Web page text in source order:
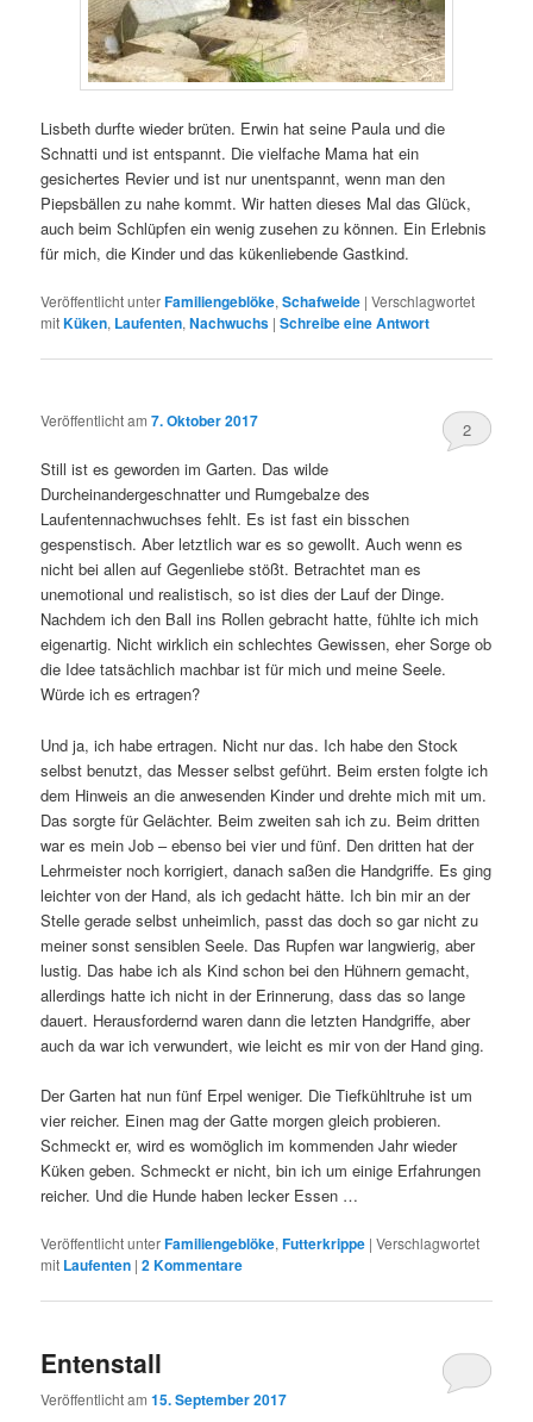
Lisbeth durfte wieder brüten. Erwin hat seine Paula und die
Schnatti und ist entspannt. Die vielfache Mama hat ein
gesichertes Revier und ist nur unentspannt, wenn man den
Piepsbällen zu nahe kommt. Wir hatten dieses Mal das Glück,
auch beim Schlüpfen ein wenig zusehen zu können. Ein Erlebnis
für mich, die Kinder und das kükenliebende Gastkind.
Veröffentlicht unterFamiliengeblöke,Schafweide |Verschlagwortet
mitKüken, Laufenten,Nachwuchs |Schreibe eine Antwort
Veröffentlicht am7. Oktober 2017
2
Still ist es geworden im Garten. Das wilde
Durcheinandergeschnatter und Rumgebalze des
Laufentennachwuchses fehlt. Es ist fast ein bisschen
gespenstisch. Aber letztlich war es so gewollt. Auch wenn es
nicht bei allen auf Gegenliebe stößt. Betrachtet man es
unemotional und realistisch, so ist dies der Lauf der Dinge.
Nachdem ich den Ball ins Rollen gebracht hatte, fühlte ich mich
eigenartig. Nicht wirklich ein schlechtes Gewissen, eher Sorge ob
die Idee tatsächlich machbar ist für mich und meine Seele.
Würde ich es ertragen?
Und ja, ich habe ertragen. Nicht nur das. Ich habe den Stock
selbst benutzt, das Messer selbst geführt. Beim ersten folgte ich
dem Hinweis an die anwesenden Kinder und drehte mich mit um.
Das sorgte für Gelächter. Beim zweiten sah ich zu. Beim dritten
war es mein Job – ebenso bei vier und fünf. Den dritten hat der
Lehrmeister noch korrigiert, danach saßen die Handgriffe. Es ging
leichter von der Hand, als ich gedacht hätte. Ich bin mir an der
Stelle gerade selbst unheimlich, passt das doch so gar nicht zu
meiner sonst sensiblen Seele. Das Rupfen war langwierig, aber
lustig. Das habe ich als Kind schon bei den Hühnern gemacht,
allerdings hatte ich nicht in der Erinnerung, dass das so lange
dauert. Herausfordernd waren dann die letzten Handgriffe, aber
auch da war ich verwundert, wie leicht es mir von der Hand ging.
Der Garten hat nun fünf Erpel weniger. Die Tiefkühltruhe ist um
vier reicher. Einen mag der Gatte morgen gleich probieren.
Schmeckt er, wird es womöglich im kommenden Jahr wieder
Küken geben. Schmeckt er nicht, bin ich um einige Erfahrungen
reicher. Und die Hunde haben lecker Essen …
Veröffentlicht unterFamiliengeblöke,Futterkrippe |Verschlagwortet
mit Laufenten |2Kommentare
Entenstall
Veröffentlicht am15. September 2017